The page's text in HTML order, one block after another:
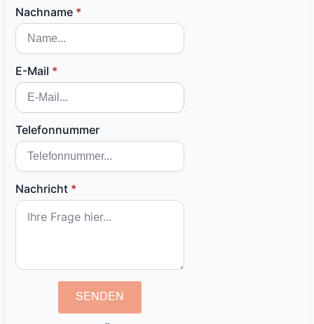
Nachname *
E-Mail *
Telefonnummer
Nachricht *
SENDEN